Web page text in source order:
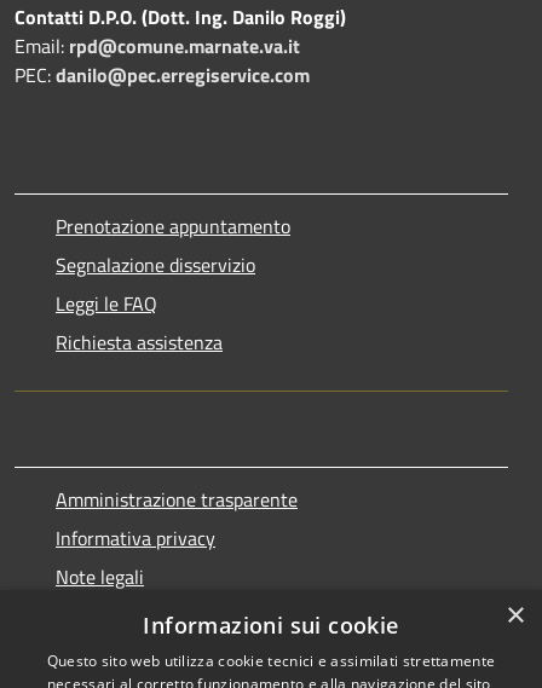
Contatti D.P.O. (Dott. Ing. Danilo Roggi)
Email: rpd@comune.marnate.va.it
PEC:danilo@pec.erregiservice.com
Prenotazione appuntamento
Segnalazione disservizio
Leggi le FAQ
Richiesta assistenza
Amministrazione trasparente
Informativa privacy
Note legali
Dichiarazione di accessibilità
×
Informazioni sui cookie
Questo sito web utilizza cookie tecnici e assimilati strettamente
necessari al corretto funzionamento e alla navigazione del sito,